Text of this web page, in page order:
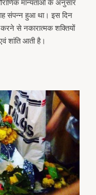
मान्यताओं के अनुसार
संपन्न हुआ था। इस दिन
से नकारात्मक शक्तियों
शांति आती है।